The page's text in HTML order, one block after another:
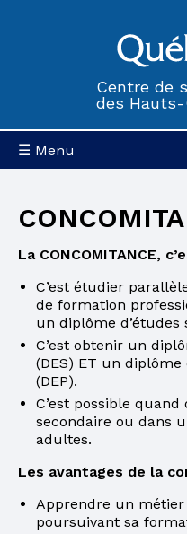
Centre de
des
☰ Menu
La CONCOMITANCE,
C’est étudier
de formation
un diplôme d’études
C’est obtenir un
(DES) ET un diplôme
(DEP).
C’est possible
secondaire ou dans
adultes.
Les avantages de la
Apprendre un
poursuivant sa